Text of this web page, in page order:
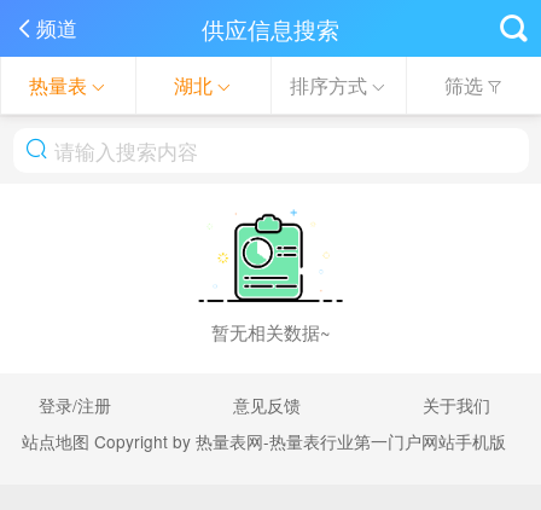
频道 供应信息搜索
热量表 湖北 排序方式 筛选
暂无相关数据~
登录/注册 意见反馈
关于我们
站点地图 Copyright by 热量表网-热量表行业第一门户网站手机版